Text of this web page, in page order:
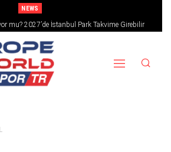
NEWS
mu? 2027’de İstanbul Park Takvime Girebilir